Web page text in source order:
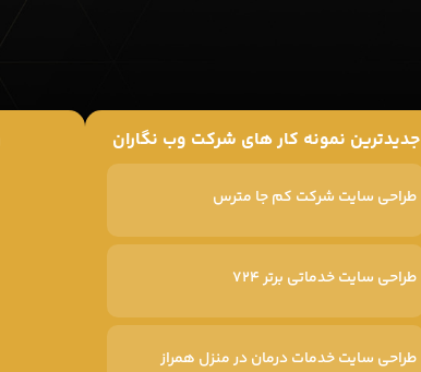
جدیدترین نمونه کار های شرکت وب نگاران
طراحی سایت شرکت کم جا مترس
طراحی سایت خدماتی برتر ۷۲۴
طراحی سایت خدمات درمان در منزل همراز